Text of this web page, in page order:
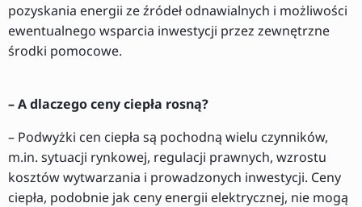
pozyskania energii ze źródeł odnawialnych i możliwości
ewentualnego wsparcia inwestycji przez zewnętrzne
środki pomocowe.
– A dlaczego ceny ciepła rosną?
– Podwyżki cen ciepła są pochodną wielu czynników,
m.in. sytuacji rynkowej, regulacji prawnych, wzrostu
kosztów wytwarzania i prowadzonych inwestycji. Ceny
ciepła, podobnie jak ceny energii elektrycznej, nie mogą